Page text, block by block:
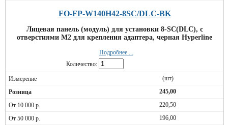
FO-FP-W140H42-8SC/DLC-BK
Лицевая панель (модуль) для установки 8-SC(DLC), с
отверстиями М2 для крепления адаптера, черная Hyperline
Подробнее ...
Количество:
(шт)
245,00
220,50
196,00